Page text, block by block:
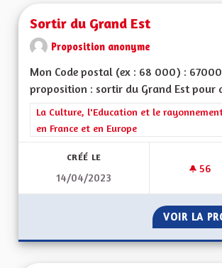
Sortir du Grand Est
Proposition anonyme
Mon Code postal (ex : 68 000) :
proposition : sortir du Grand Est pour
Filtrer les résultats de la catégorie : La
La Culture, l'Education et le
en France et en Europe
CRÉÉ LE
14/04/2023
56
VOIR LA